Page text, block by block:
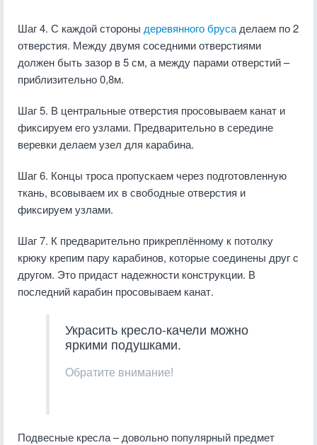
Шаг 4. С каждой стороны деревянного бруса делаем по 2
отверстия. Между двумя соседними отверстиями
должен быть зазор в 5 см, а между парами отверстий –
приблизительно 0,8м.
Шаг 5. В центральные отверстия просовываем канат и
фиксируем его узлами. Предварительно в середине
веревки делаем узел для карабина.
Шаг 6. Концы троса пропускаем через подготовленную
ткань, всовываем их в свободные отверстия и
фиксируем узлами.
Шаг 7. К предварительно прикреплённому к потолку
крюку крепим пару карабинов, которые соединены друг с
другом. Это придаст надежности конструкции. В
последний карабин просовываем канат.
Украсить кресло-качели можно
яркими подушками.
Обратите внимание!
Подвесные кресла – довольно популярный предмет